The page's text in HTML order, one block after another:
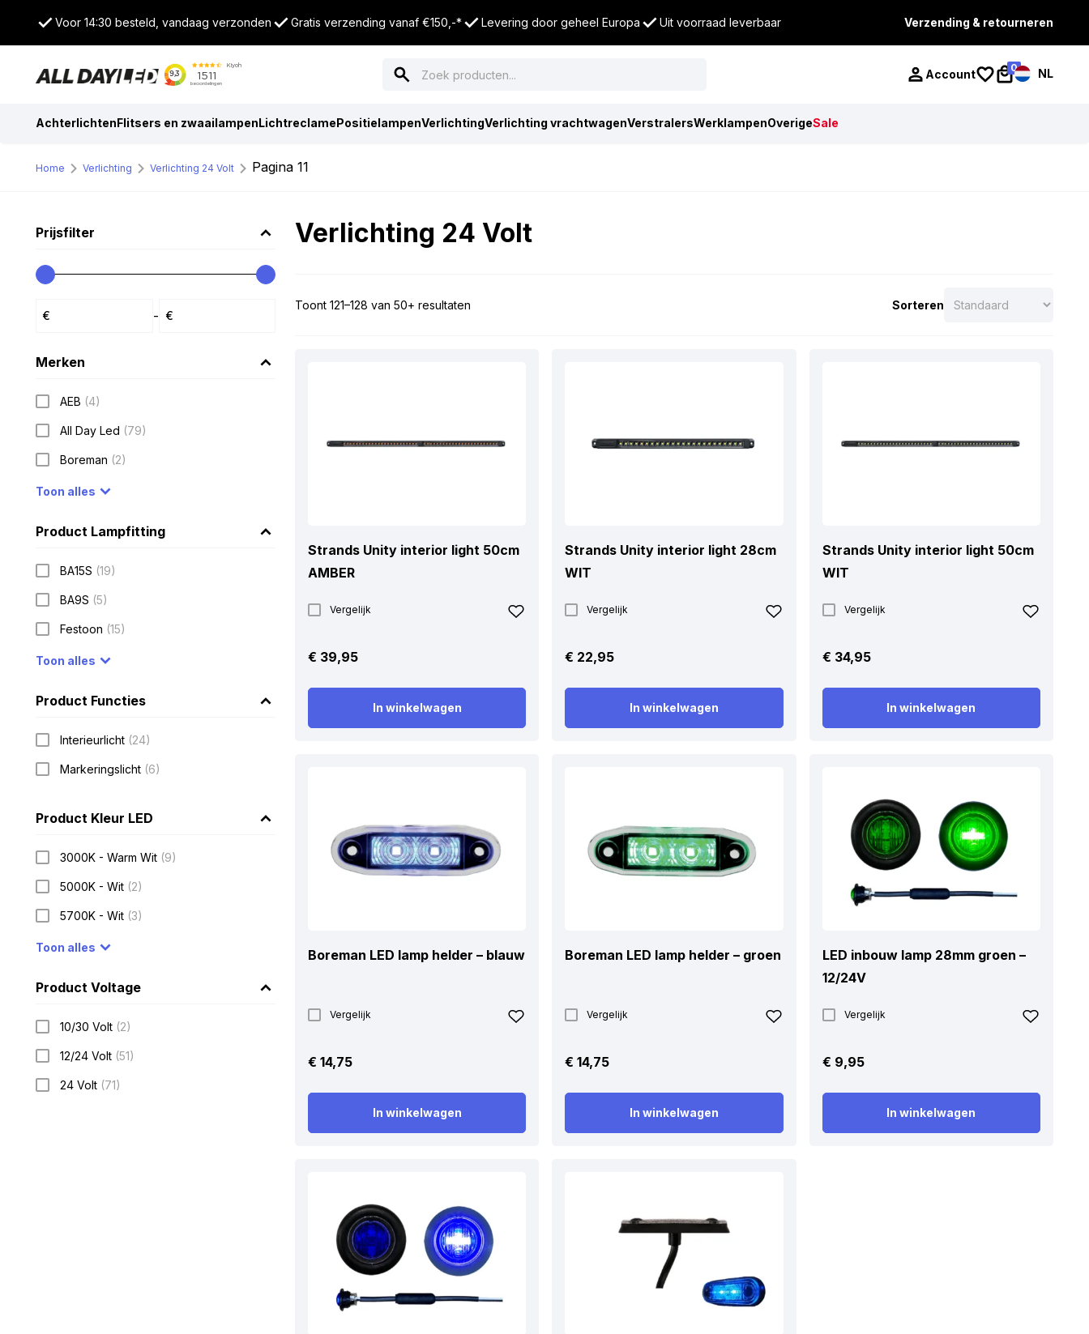
Voor 14:30 besteld, vandaag verzonden Gratis verzending vanaf €150,-* Levering door geheel Europa Uit voorraad leverbaar Verzending & retourneren
Account 0 NL
AchterlichtenFlitsers en zwaailampenLichtreclamePositielampenVerlichtingVerlichting vrachtwagenVerstralersWerklampenOverigeSale
Home Verlichting Verlichting 24 Volt Pagina 11
Prijsfilter
-
Merken
AEB (4)
All Day Led (79)
Boreman (2)
Toon alles
Product Lampfitting
BA15S (19)
BA9S (5)
Festoon (15)
Toon alles
Product Functies
Interieurlicht (24)
Markeringslicht (6)
Product Kleur LED
3000K - Warm Wit (9)
5000K - Wit (2)
5700K - Wit (3)
Toon alles
Product Voltage
10/30 Volt (2)
12/24 Volt (51)
24 Volt (71)
Verlichting 24 Volt
Toont 121–128 van 50+ resultaten Sorteren
Strands Unity interior light 50cm
AMBER
Vergelijk
€ 39,95
In winkelwagen
Strands Unity interior light 28cm
WIT
Vergelijk
€ 22,95
In winkelwagen
Strands Unity interior light 50cm
WIT
Vergelijk
€ 34,95
In winkelwagen
Boreman LED lamp helder – blauw
Vergelijk
€ 14,75
In winkelwagen
Boreman LED lamp helder – groen
Vergelijk
€ 14,75
In winkelwagen
LED inbouw lamp 28mm groen –
12/24V
Vergelijk
€ 9,95
In winkelwagen